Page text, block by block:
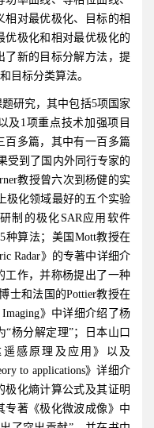
对最优极化、目标的相
优极化和相对最优极化的
了新的目标分解方法，提
目标分类算法。
研究，其中包括5项国家
及1项重点技术加强项目
百多篇，其中有一百多篇
受到了国内外同行专家的
教授曾六次到杨健的实
极化领域最好的五个实验
制的极化SAR应用软件
种算法；美国Mott教授在
Radar》的专著中详细介
工作，并称杨提出了一种
士和法国的Pottier教授在
》中详细介绍了杨
杨分解定理”；日本山口
感原理及应用》以及
to applications》详细介
化熵计算公式及其证明
专著《极化微波成像》中